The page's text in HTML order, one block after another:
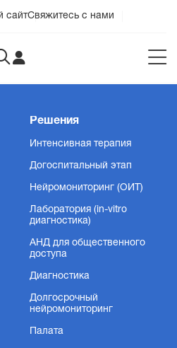
сайтСвяжитесь с нами
Решения
Интенсивная терапия
Догоспитальный этап
Нейромониторинг (ОИТ)
Лаборатория (in-vitro
диагностика)
АНД для общественного
доступа
Диагностика
Долгосрочный
нейромониторинг
Палата